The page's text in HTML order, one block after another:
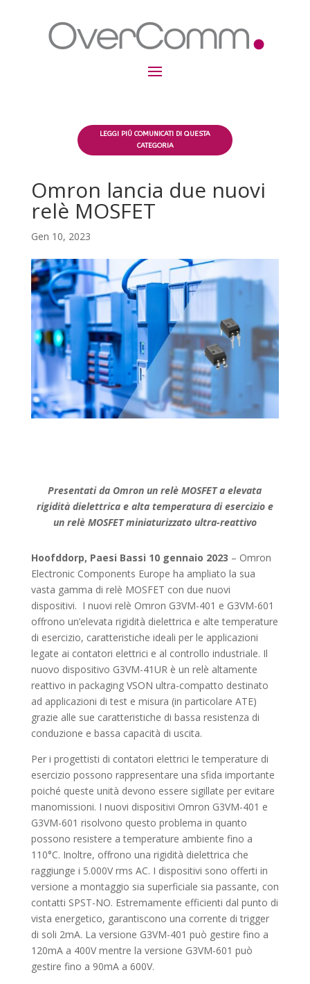
Omron lancia due nuovi
relè MOSFET
Gen 10, 2023
Presentati da Omron un relè MOSFET a elevata
rigidità dielettrica e alta temperatura di esercizio e
un relè MOSFET miniaturizzato ultra-reattivo
Hoofddorp, Paesi Bassi 10 gennaio 2023 – Omron
Electronic Components Europe ha ampliato la sua
vasta gamma di relè MOSFET con due nuovi
dispositivi. I nuovi relè Omron G3VM-401 e G3VM-601
offrono un’elevata rigidità dielettrica e alte temperature
di esercizio, caratteristiche ideali per le applicazioni
legate ai contatori elettrici e al controllo industriale. Il
nuovo dispositivo G3VM-41UR è un relè altamente
reattivo in packaging VSON ultra-compatto destinato
ad applicazioni di test e misura (in particolare ATE)
grazie alle sue caratteristiche di bassa resistenza di
conduzione e bassa capacità di uscita.
Per i progettisti di contatori elettrici le temperature di
esercizio possono rappresentare una sfida importante
poiché queste unità devono essere sigillate per evitare
manomissioni. I nuovi dispositivi Omron G3VM-401 e
G3VM-601 risolvono questo problema in quanto
possono resistere a temperature ambiente fino a
110°C. Inoltre, offrono una rigidità dielettrica che
raggiunge i 5.000V rms AC. I dispositivi sono offerti in
versione a montaggio sia superficiale sia passante, con
contatti SPST-NO. Estremamente efficienti dal punto di
vista energetico, garantiscono una corrente di trigger
di soli 2mA. La versione G3VM-401 può gestire fino a
120mA a 400V mentre la versione G3VM-601 può
gestire fino a 90mA a 600V.
LEGGI PIÚ COMUNICATI DI QUESTA
CATEGORIA